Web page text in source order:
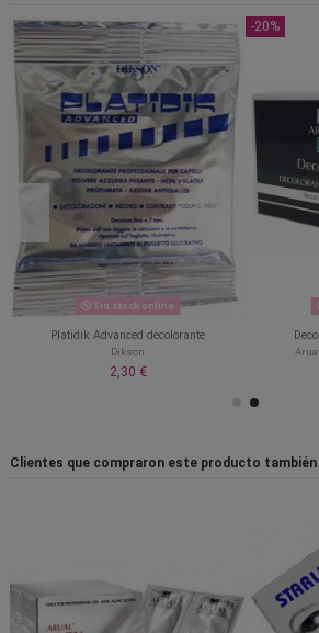
Sin stock online
Platidik Advanced decolorante
Dikson
2,30 €
-20%
Clientes que compraron este producto